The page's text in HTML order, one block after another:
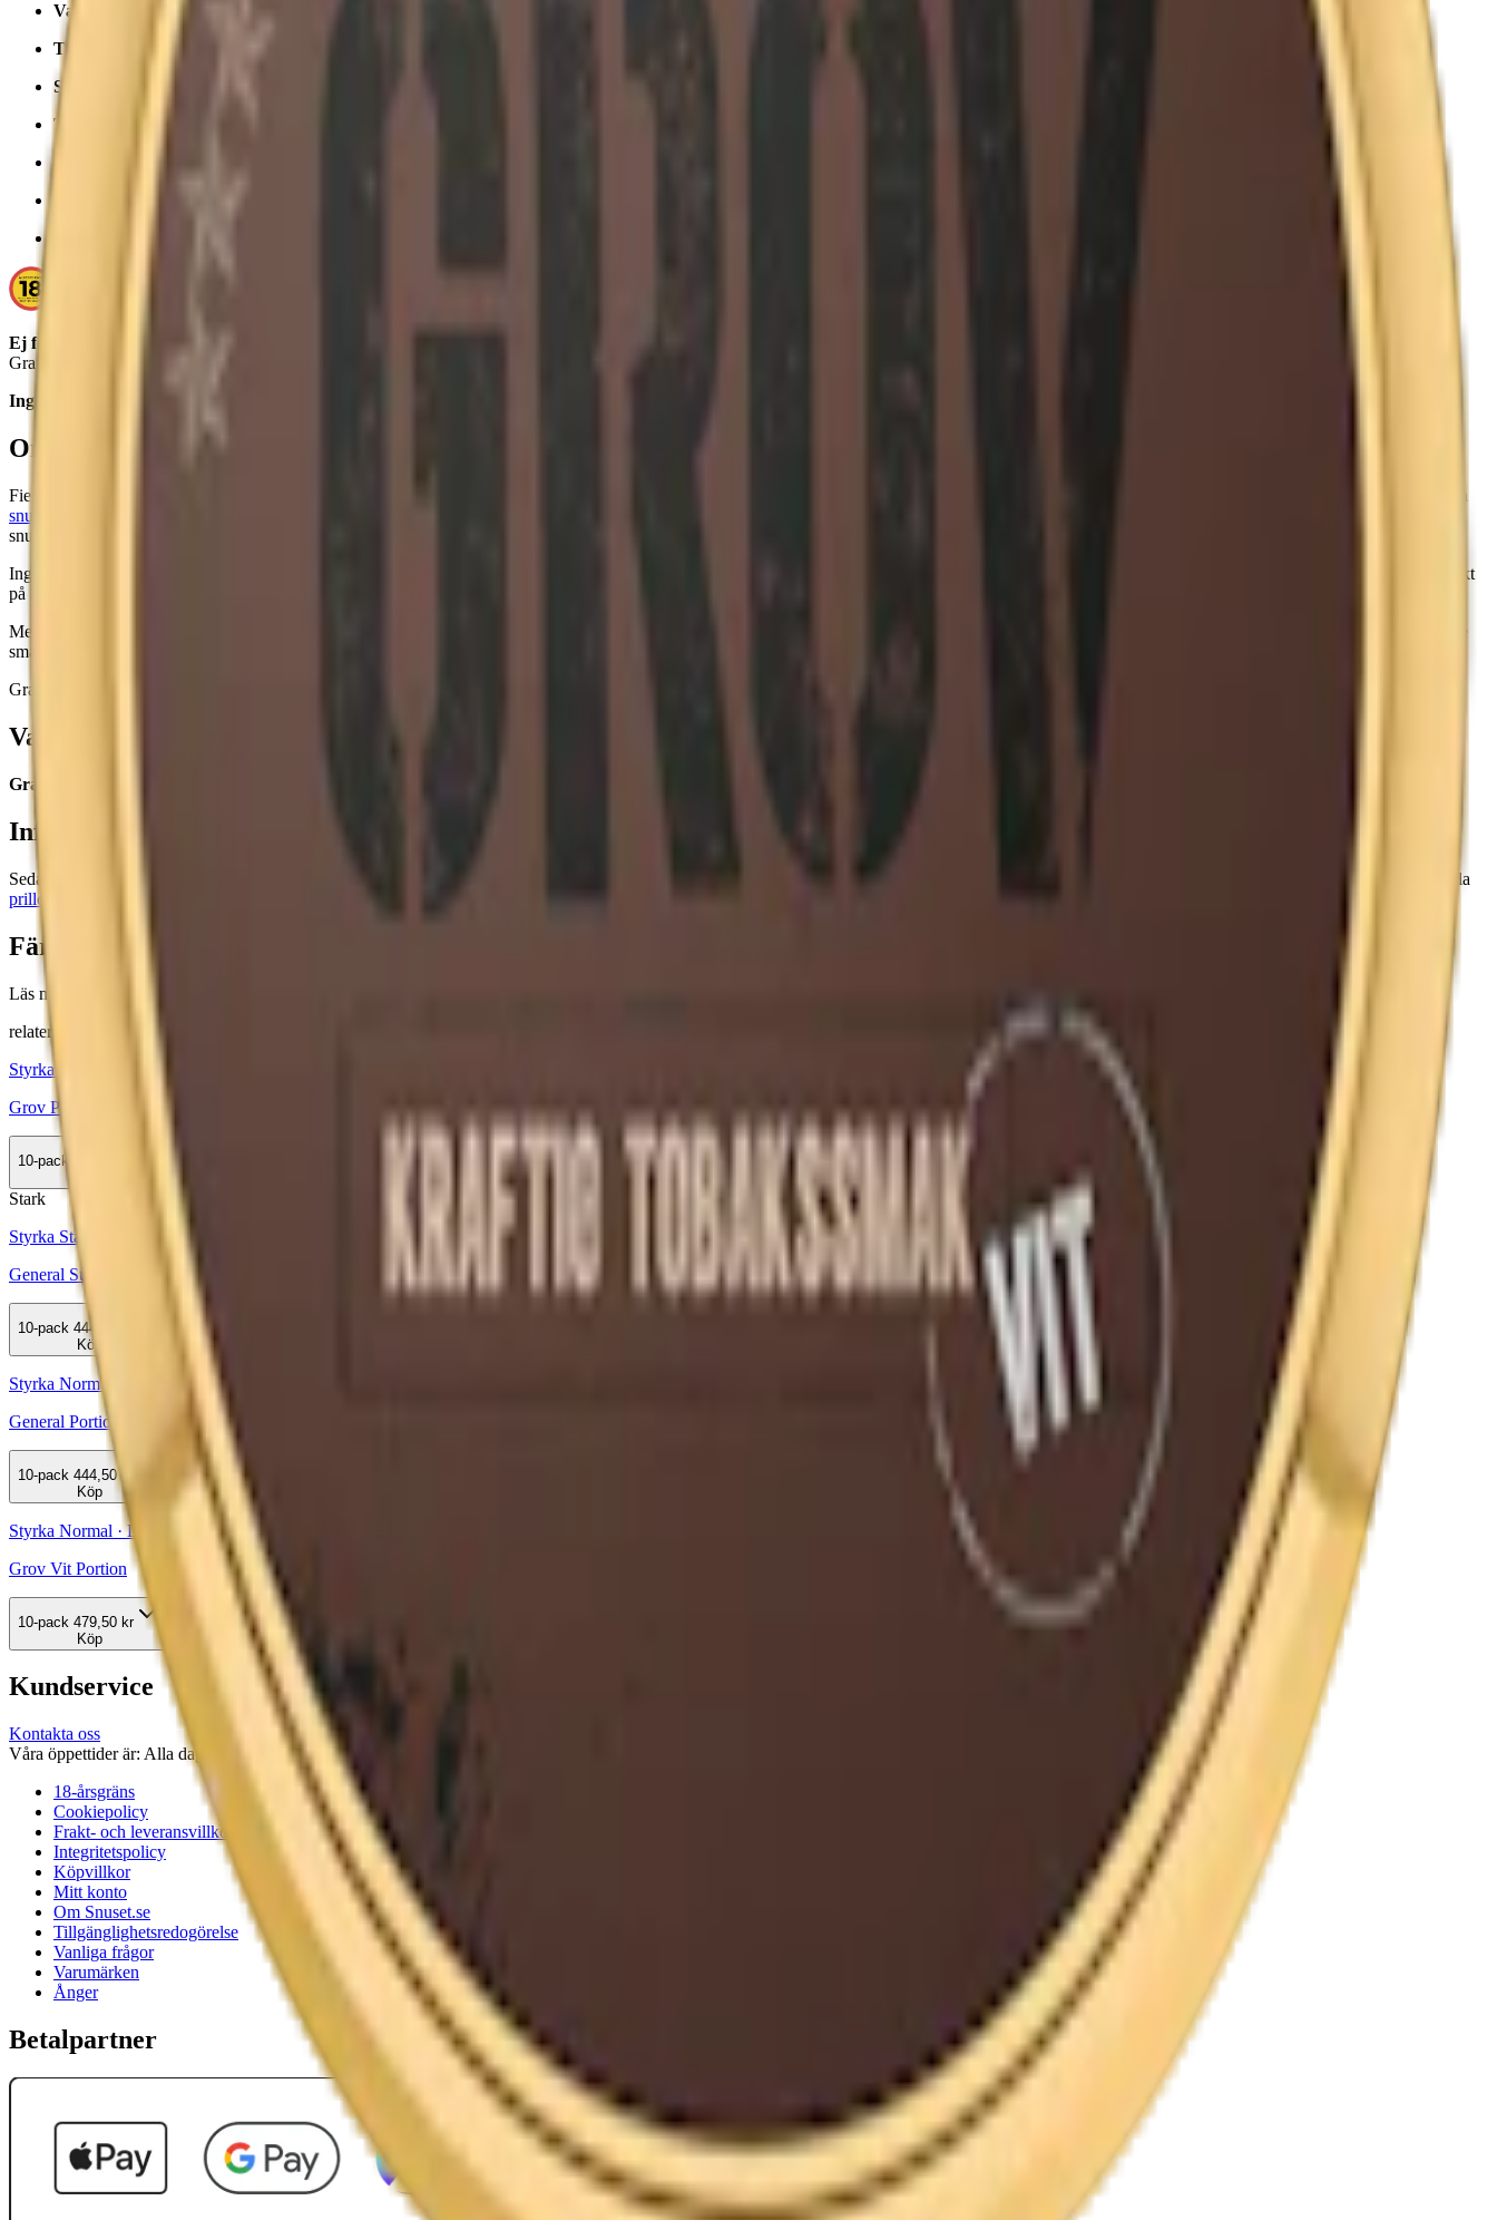
Varumärke:
Granit
Tillverkare:
Fiedler & Lundgren
Snustyp:
Torrhet:
normalstarkt snus
Ej för personer under 18 år.
Granit Portion innehåller nikotin som är ett mycket beroendeframkallande ämne.
Ingredienser:
Om Granit Portion
Fiedler & Lundgren lanserade det klassiska snuset Granit Original Portionssnus för första gången 2004 och det tillhör sedan dess gruppen traditionella portionssnus med klassisk smakprofil. Varje prilla av detta
snus
snussmak.
Ingredienserna i Granit Original är lika traditionella som smaken och inkluderar bland annat vatten, tobak, salt och aromer. En dosa GranitPortion innehåller 22 prillor, vardera vägande 850 gram, för en totalvikt
på 18,7 gram per dosa.
Med en nikotinstyrka på 7,7 milligram per prilla ger Granit Original en normal nikotinstyrka för portionssnus. Detta snus, är till skillnad från white portion
, är fuktigt, vilket ger en snabbare release av både
smak och nikotin. Granit Portion finns också som
Granit Portion kallas också Granit Original, Granit Original Portion Large och Granit Large.
Vad kostar Granit Original Portion?
Granit Original Portion kostar 35,50 kr per dosa
Information om varumärket Granit
Sedan lanseringen 2004 har
stått för kvalitet och tradition. Med en distinkt och klassisk tobakssmak förstärkt med bergamott och peppar är detta ett av de riktigt traditionella
prillorna
Färskt snus
Läs mer om hur du förvarar Granit Portion
relaterade produkter
Styrka Normal · Large
Grov Portion
10-pack
Stark
Styrka Stark · Large
General Strong Original Portion
10-pack 444,50 kr
Köp
Styrka Normal · Large
General Portion
10-pack 444,50 kr
Köp
Styrka Normal · Large
Grov Vit Portion
10-pack 479,50 kr
Köp
Kundservice
Kontakta oss
Våra öppettider är: Alla dagar 08:00 - 18:00 Vi svarar vanligtvis inom 24 timmar på vardagar.
18-årsgräns
Cookiepolicy
Frakt- och leveransvillkor
Integritetspolicy
Köpvillkor
Mitt konto
Om Snuset.se
Tillgänglighetsredogörelse
Vanliga frågor
Varumärken
Ånger
Betalpartner